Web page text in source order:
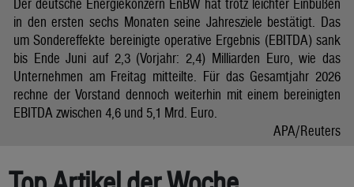
Der deutsche Energiekonzern EnBW hat trotz leichter Einbußen
in den ersten sechs Monaten seine Jahresziele bestätigt. Das
um Sondereffekte bereinigte operative Ergebnis (EBITDA) sank
bis Ende Juni auf 2,3 (Vorjahr: 2,4) Milliarden Euro, wie das
Unternehmen am Freitag mitteilte. Für das Gesamtjahr 2026
rechne der Vorstand dennoch weiterhin mit einem bereinigten
EBITDA zwischen 4,6 und 5,1 Mrd. Euro.
APA/Reuters